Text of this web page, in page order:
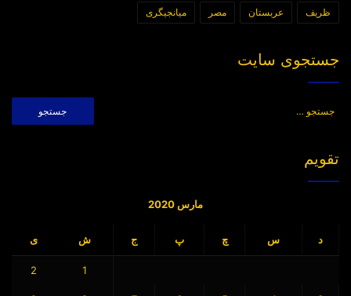
ظریف عربستان مصر میانجیگری
جستجوی سایت
تقویم
مارس 2020
د س چ پ ج ش ی
1
2